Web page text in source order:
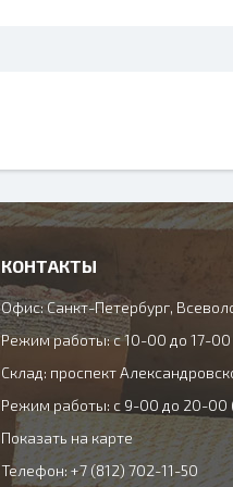
КОНТАКТЫ
Офис: Санкт-Петербург,
Режим работы: с 10-00 до 17-
Склад: проспект
Режим работы: с 9-00 до 20-00
Показать на карте
Телефон: +7 (812) 702-11-50